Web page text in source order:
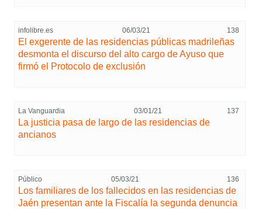
infolibre.es 06/03/21 138
El exgerente de las residencias públicas madrileñas
desmonta el discurso del alto cargo de Ayuso que
firmó el Protocolo de exclusión
La Vanguardia 03/01/21 137
La justicia pasa de largo de las residencias de
ancianos
Público 05/03/21 136
Los familiares de los fallecidos en las residencias de
Jaén presentan ante la Fiscalía la segunda denuncia